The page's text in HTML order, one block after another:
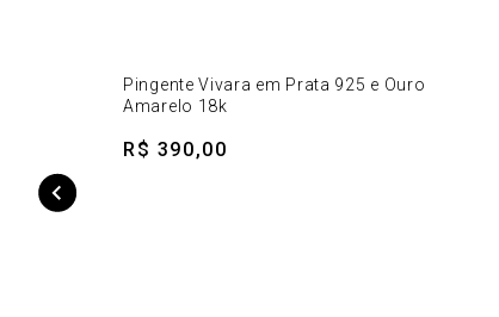
Pingente Vivara em Prata 925 e Ouro
Amarelo 18k
R$ 390,00